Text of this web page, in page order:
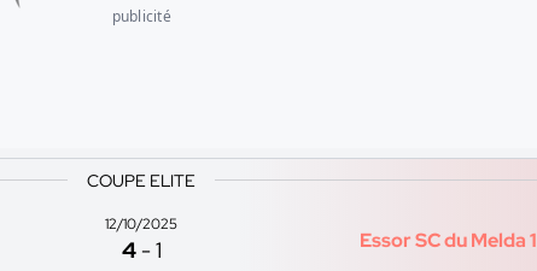
publicité
COUPE ELITE
12/10/2025
4 -1 Essor SC du Melda 1